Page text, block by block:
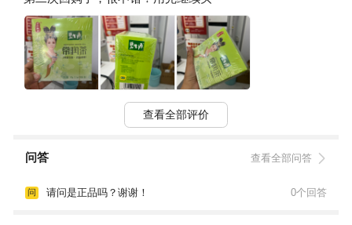
查看全部评价
问答 查看全部问答
问 请问是正品吗？谢谢！ 0个回答